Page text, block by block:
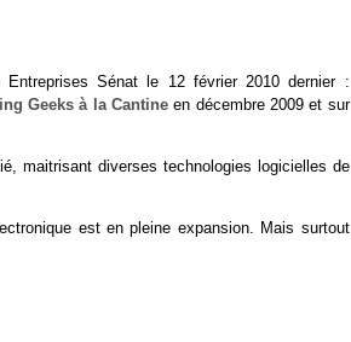
Sénat le 12 février 2010 dernier :
Geeks à la Cantineen décembre 2009 et sur
maitrisant diverses technologies logicielles de
est en pleine expansion. Mais surtout